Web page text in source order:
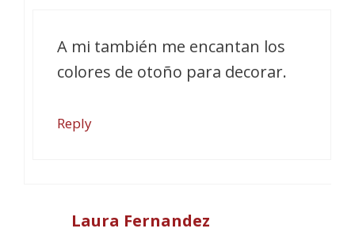
A mi también me encantan los
colores de otoño para decorar.
Reply
Laura Fernandez